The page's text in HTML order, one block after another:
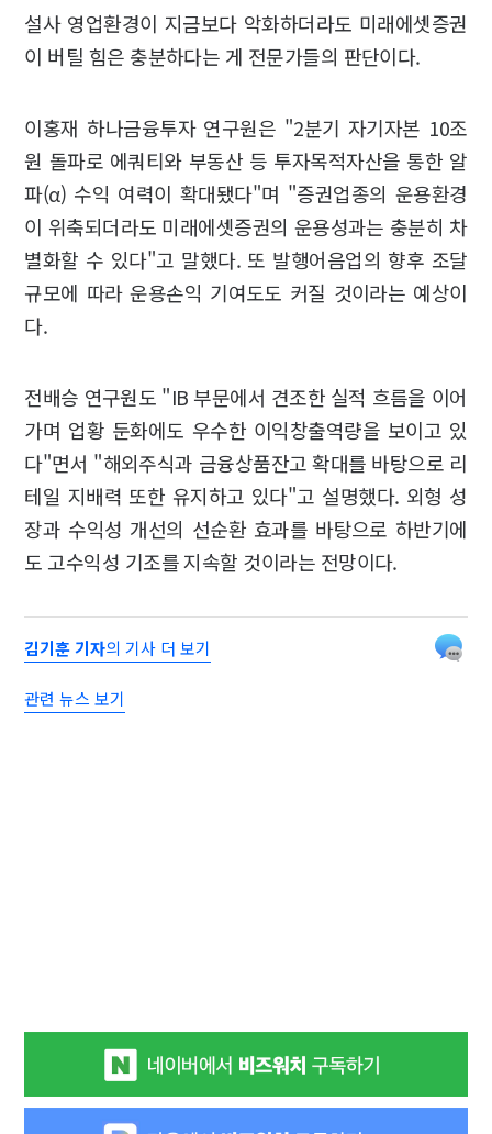
설사 영업환경이 지금보다 악화하더라도 미래에셋증권
이 버틸 힘은 충분하다는 게 전문가들의 판단이다.
이홍재 하나금융투자 연구원은 "2분기 자기자본 10조
원 돌파로 에쿼티와 부동산 등 투자목적자산을 통한 알
파(α) 수익 여력이 확대됐다"며 "증권업종의 운용환경
이 위축되더라도 미래에셋증권의 운용성과는 충분히 차
별화할 수 있다"고 말했다. 또 발행어음업의 향후 조달
규모에 따라 운용손익 기여도도 커질 것이라는 예상이
다.
전배승 연구원도 "IB 부문에서 견조한 실적 흐름을 이어
가며 업황 둔화에도 우수한 이익창출역량을 보이고 있
다"면서 "해외주식과 금융상품잔고 확대를 바탕으로 리
테일 지배력 또한 유지하고 있다"고 설명했다. 외형 성
장과 수익성 개선의 선순환 효과를 바탕으로 하반기에
도 고수익성 기조를 지속할 것이라는 전망이다.
김기훈 기자의 기사 더 보기
관련 뉴스 보기